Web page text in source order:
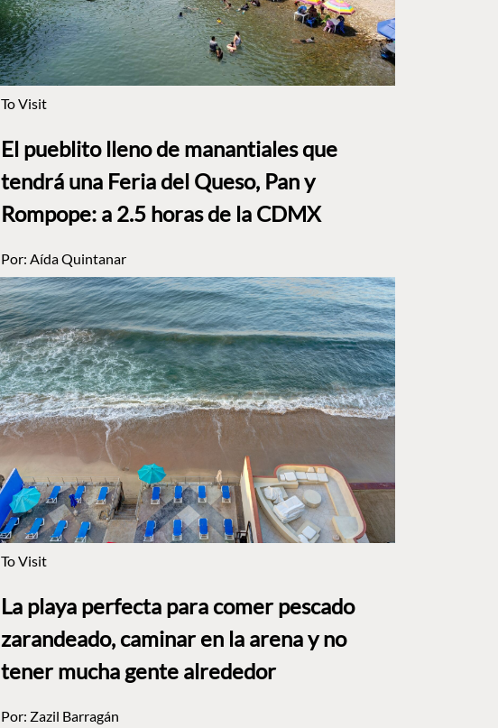
To Visit
El pueblito lleno de manantiales que
tendrá una Feria del Queso, Pan y
Rompope: a 2.5 horas de la CDMX
Por: Aída Quintanar
To Visit
La playa perfecta para comer pescado
zarandeado, caminar en la arena y no
tener mucha gente alrededor
Por: Zazil Barragán